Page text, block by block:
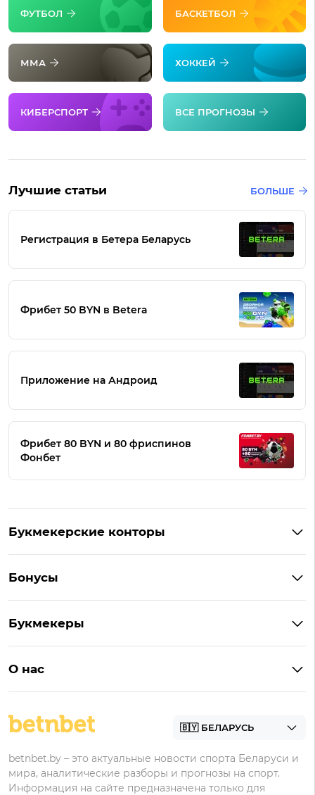
ФУТБОЛ БАСКЕТБОЛ
ММА ХОККЕЙ
КИБЕРСПОРТ ВСЕ ПРОГНОЗЫ
Лучшие статьи БОЛЬШЕ
Регистрация в Бетера Беларусь
Фрибет 50 BYN в Betera
Приложение на Андроид
Фрибет 80 BYN и 80 фриспинов
Фонбет
Букмекерские конторы
Букмекеры на Андроид
БК для ставок на киберспорт
Бонусы
Бонус на депозит
Бонусы Бетера
Бонусы Винлайн
Букмекеры
Марафонбет
О нас
betnbet.by – это актуальные новости спорта Беларуси и
мира, аналитические разборы и прогнозы на спорт.
Информация на сайте предназначена только для